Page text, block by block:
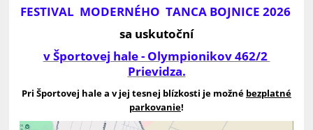
FESTIVAL MODERNÉHO TANCA BOJNICE 2026
sa uskutoční
v Športovej hale - Olympionikov 462/2
Prievidza.
Pri Športovej hale a v jej tesnej blízkosti je možné bezplatné
parkovanie!